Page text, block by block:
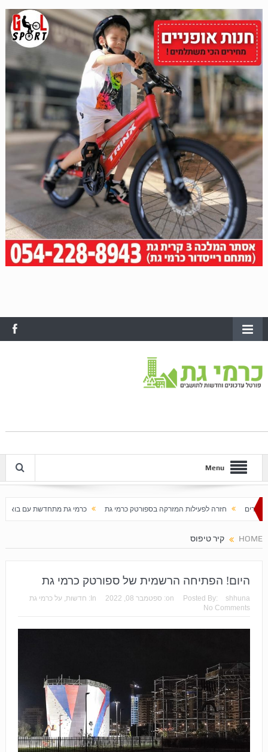
Menu
לפעילות המזרקה בספורטק כרמי גת כרמי גת מתחדשת עם בוא האביב עלייה חדה
HOME קיר טיפוס
​היום! הפתיחה הרשמית של ספורטק כרמי גת​
Posted By: shhuna
on: ספטמבר 08, 2022 In: חדשות, על כרמי גת
No Comments